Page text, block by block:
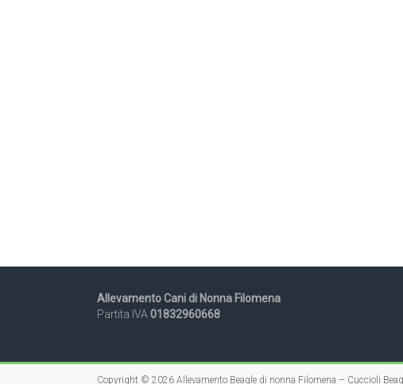
Allevamento Cani di Nonna Filomena
Partita IVA 01832960668
Copyright © 2026 Allevamento Beagle di nonna Filomena – Cuccioli